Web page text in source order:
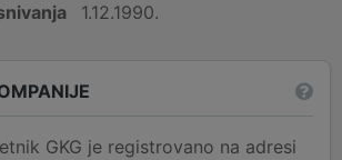
ocena
kompanije
1.12.1990.
GKG je registrovano na adresi